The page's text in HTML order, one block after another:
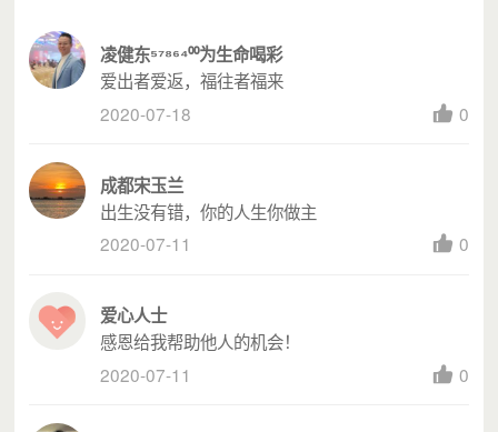
凌健东⁵⁷⁸⁶⁴⁰⁰为生命喝彩
爱出者爱返，福往者福来
2020-07-18
0
成都宋玉兰
出生没有错，你的人生你做主
2020-07-11
0
爱心人士
感恩给我帮助他人的机会！
2020-07-11
0